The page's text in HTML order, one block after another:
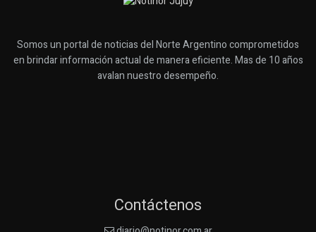
Somos un portal de noticias del Norte Argentino comprometidos
en brindar información actual de manera eficiente. Mas de 10 años
avalan nuestro desempeño.
Contáctenos